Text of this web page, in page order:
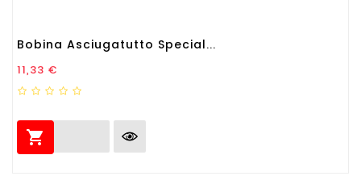
Bobina Asciugatutto Special...
Prezzo
11,33 €
